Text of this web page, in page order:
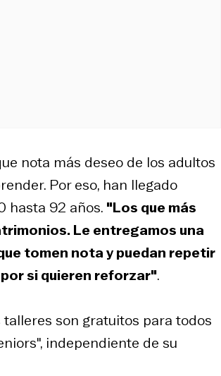
nota más deseo de los adultos
Por eso, han llegado
hasta 92 años. "Los que más
Le entregamos una
tomen nota y puedan repetir
si quieren reforzar".
talleres son gratuitos para todos
independiente de su